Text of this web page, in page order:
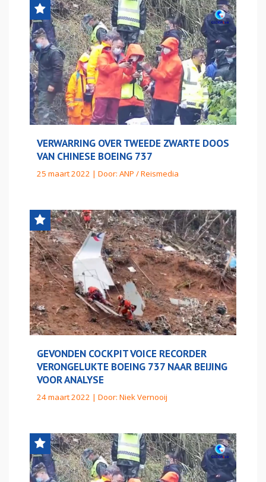
VERWARRING OVER TWEEDE ZWARTE DOOS
VAN CHINESE BOEING 737
25 maart 2022 | Door: ANP / Reismedia
GEVONDEN COCKPIT VOICE RECORDER
VERONGELUKTE BOEING 737 NAAR BEIJING
VOOR ANALYSE
24 maart 2022 | Door: Niek Vernooij